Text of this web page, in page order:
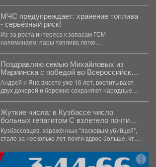
МЧС предупреждает: хранение топлива
- серьёзный риск!
Из‑за роста интереса к запасам ГСМ
напоминаем: пары топлива легко
Поздравляю семью Михайловых из
Мариинска с победой во Всероссийском
конкурсе «Семья года - 2026» в
номинации «Семья - хранитель
традиций»!
Андрей и Яна вместе уже 16 лет, воспитывают
двух дочерей и бережно сохраняют народные
Жуткие числа: в Кузбассе число
больных гепатитом С взлетело почти
вдвое
Кузбассовцев, заражённых "ласковым убийцей",
стало за несколько лет почти вдвое больше, что